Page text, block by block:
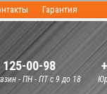
Гарантия
00-98
- ПН - ПТ с 9 до 18